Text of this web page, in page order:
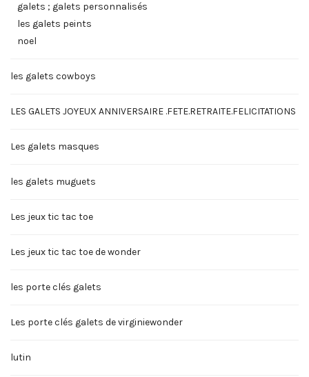
galets ; galets personnalisés
les galets peints
noel
les galets cowboys
LES GALETS JOYEUX ANNIVERSAIRE .FETE.RETRAITE.FELICITATIONS
Les galets masques
les galets muguets
Les jeux tic tac toe
Les jeux tic tac toe de wonder
les porte clés galets
Les porte clés galets de virginiewonder
lutin